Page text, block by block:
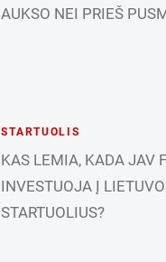
AUKSO NEI PRIEŠ
STARTUOLIS
KAS LEMIA, KADA JAV
INVESTUOJA Į
STARTUOLIUS?